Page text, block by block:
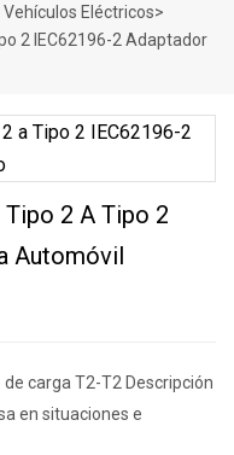
Eléctricos>
2 IEC62196-2 Adaptador
Tipo 2 A Tipo 2
Automóvil
de carga T2-T2 Descripción
en situaciones e